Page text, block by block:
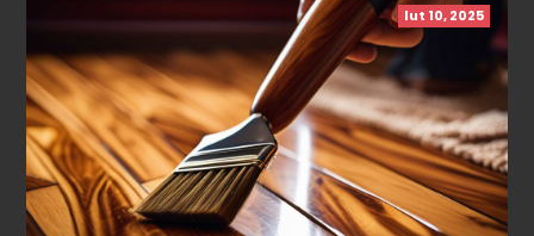
lut 10, 2025